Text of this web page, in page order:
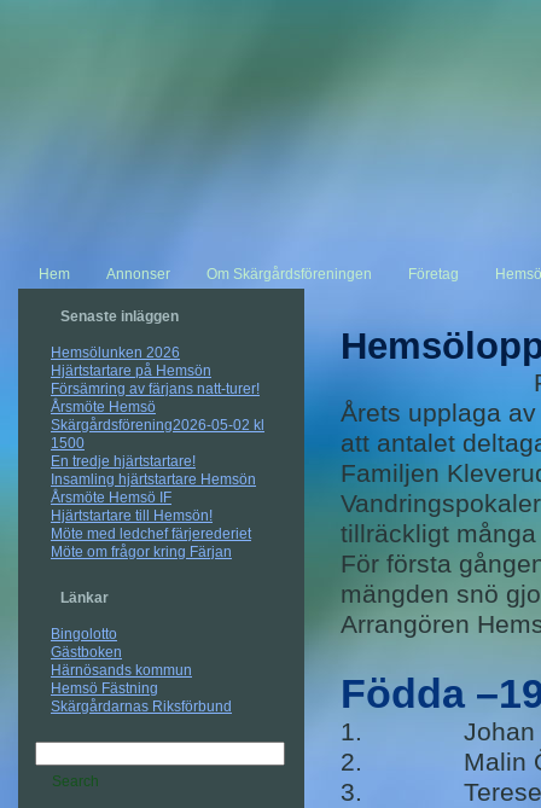
Hem Annonser Om Skärgårdsföreningen Företag
Senaste inläggen
Hemsölunken 2026
Hjärtstartare på Hemsön
Försämring av färjans natt-turer!
Årsmöte Hemsö
Skärgårdsförening2026-05-02 kl
1500
En tredje hjärtstartare!
Insamling hjärtstartare Hemsön
Årsmöte Hemsö IF
Hjärtstartare till Hemsön!
Möte med ledchef färjerederiet
Möte om frågor kring Färjan
Länkar
Bingolotto
Gästboken
Härnösands kommun
Hemsö Fästning
Skärgårdarnas Riksförbund
Årets upplaga
att antalet
Familjen
tillräckligt
För första
mängden snö
Arrangören
Födda
1. Johan
2. Malin
3. Terese